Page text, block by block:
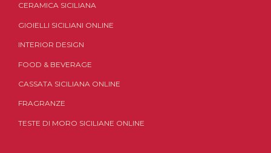
CERAMICA SICILIANA
GIOIELLI SICILIANI ONLINE
INTERIOR DESIGN
FOOD & BEVERAGE
CASSATA SICILIANA ONLINE
FRAGRANZE
TESTE DI MORO SICILIANE ONLINE